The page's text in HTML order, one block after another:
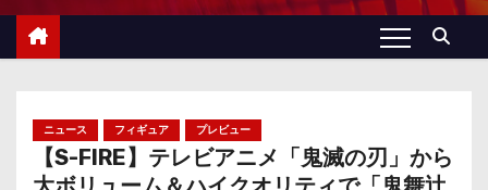
ニュース フィギュア プレビュー
【S-FIRE】テレビアニメ「鬼滅の刃」から